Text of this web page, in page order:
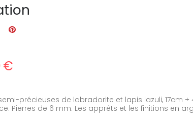
€
précieuses de labradorite et lapis lazuli, 17cm
Pierres de 6 mm. Les apprêts et les finitions en